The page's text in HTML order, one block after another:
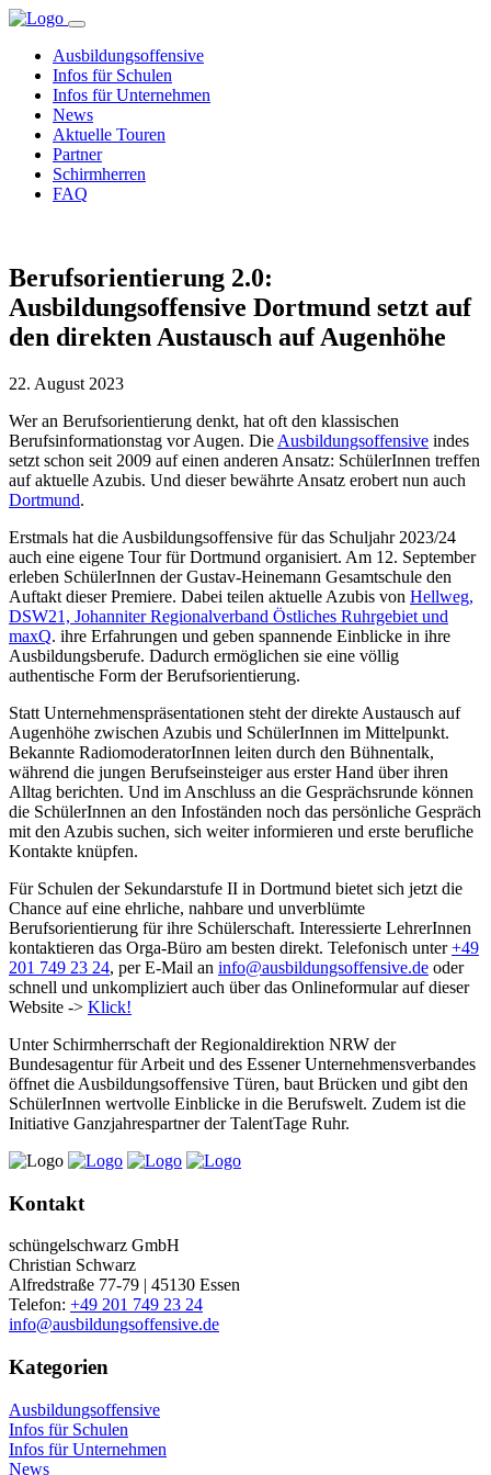
Ausbildungsoffensive
Infos für Schulen
Infos für Unternehmen
News
Aktuelle Touren
Partner
Schirmherren
FAQ
Berufsorientierung 2.0:
Ausbildungsoffensive Dortmund setzt auf
den direkten Austausch auf Augenhöhe
22. August 2023
Wer an Berufsorientierung denkt, hat oft den klassischen
Berufsinformationstag vor Augen. Die Ausbildungsoffensive indes
setzt schon seit 2009 auf einen anderen Ansatz: SchülerInnen treffen
auf aktuelle Azubis. Und dieser bewährte Ansatz erobert nun auch
Dortmund.
Erstmals hat die Ausbildungsoffensive für das Schuljahr 2023/24
auch eine eigene Tour für Dortmund organisiert. Am 12. September
erleben SchülerInnen der Gustav-Heinemann Gesamtschule den
Auftakt dieser Premiere. Dabei teilen aktuelle Azubis von Hellweg,
DSW21, Johanniter Regionalverband Östliches Ruhrgebiet und
maxQ. ihre Erfahrungen und geben spannende Einblicke in ihre
Ausbildungsberufe. Dadurch ermöglichen sie eine völlig
authentische Form der Berufsorientierung.
Statt Unternehmenspräsentationen steht der direkte Austausch auf
Augenhöhe zwischen Azubis und SchülerInnen im Mittelpunkt.
Bekannte RadiomoderatorInnen leiten durch den Bühnentalk,
während die jungen Berufseinsteiger aus erster Hand über ihren
Alltag berichten. Und im Anschluss an die Gesprächsrunde können
die SchülerInnen an den Infoständen noch das persönliche Gespräch
mit den Azubis suchen, sich weiter informieren und erste berufliche
Kontakte knüpfen.
Für Schulen der Sekundarstufe II in Dortmund bietet sich jetzt die
Chance auf eine ehrliche, nahbare und unverblümte
Berufsorientierung für ihre Schülerschaft. Interessierte LehrerInnen
kontaktieren das Orga-Büro am besten direkt. Telefonisch unter+49
201 749 23 24, per E-Mail an info@ausbildungsoffensive.de oder
schnell und unkompliziert auch über das Onlineformular auf dieser
Website -> Klick!
Unter Schirmherrschaft der Regionaldirektion NRW der
Bundesagentur für Arbeit und des Essener Unternehmensverbandes
öffnet die Ausbildungsoffensive Türen, baut Brücken und gibt den
SchülerInnen wertvolle Einblicke in die Berufswelt. Zudem ist die
Initiative Ganzjahrespartner der TalentTage Ruhr.
Kontakt
schüngelschwarz GmbH
Christian Schwarz
Alfredstraße 77-79 | 45130 Essen
Telefon: +49 201 749 23 24
info@ausbildungsoffensive.de
Kategorien
Ausbildungsoffensive
Infos für Schulen
Infos für Unternehmen
News